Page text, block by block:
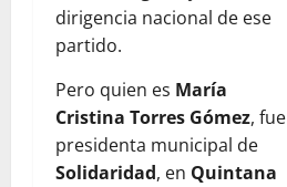
dirigencia nacional de ese
partido.
Pero quien es María
Cristina Torres Gómez, fue
presidenta municipal de
Solidaridad, en Quintana